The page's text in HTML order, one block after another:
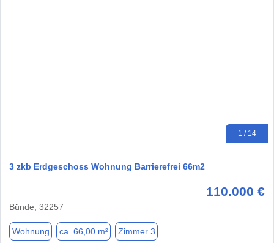
1 / 14
3 zkb Erdgeschoss Wohnung Barrierefrei 66m2
110.000 €
Bünde, 32257
Wohnung ca. 66,00 m² Zimmer 3